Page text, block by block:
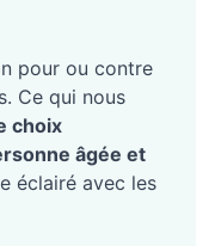
pour ou contre
Ce qui nous
choix
âgée et
éclairé avec les